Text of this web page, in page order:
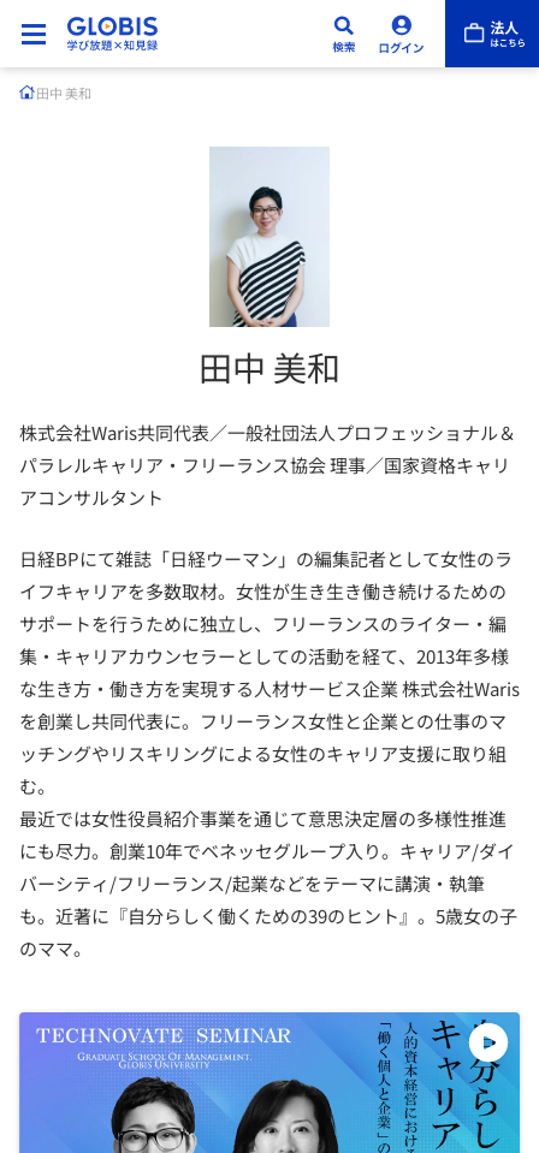
田中 美和
田中 美和
株式会社Waris共同代表／一般社団法人プロフェッショナル＆
パラレルキャリア・フリーランス協会 理事／国家資格キャリ
アコンサルタント
日経BPにて雑誌「日経ウーマン」の編集記者として女性のラ
イフキャリアを多数取材。女性が生き生き働き続けるための
サポートを行うために独立し、フリーランスのライター・編
集・キャリアカウンセラーとしての活動を経て、2013年多様
な生き方・働き方を実現する人材サービス企業 株式会社Waris
を創業し共同代表に。フリーランス女性と企業との仕事のマ
ッチングやリスキリングによる女性のキャリア支援に取り組
む。
最近では女性役員紹介事業を通じて意思決定層の多様性推進
にも尽力。創業10年でベネッセグループ入り。キャリア/ダイ
バーシティ/フリーランス/起業などをテーマに講演・執筆
も。近著に『自分らしく働くための39のヒント』。5歳女の子
のママ。